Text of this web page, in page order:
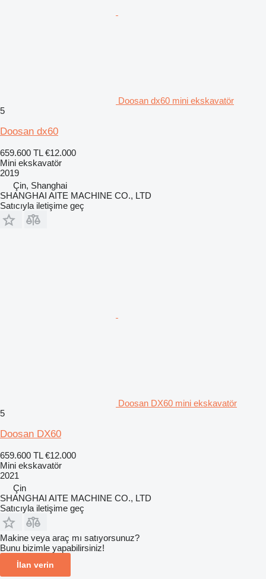
Doosan dx60 mini ekskavatör
5
Doosan dx60
659.600 TL €12.000
Mini ekskavatör
2019
Çin, Shanghai
SHANGHAI AITE MACHINE CO., LTD
Satıcıyla iletişime geç
Doosan DX60 mini ekskavatör
5
Doosan DX60
659.600 TL €12.000
Mini ekskavatör
2021
Çin
SHANGHAI AITE MACHINE CO., LTD
Satıcıyla iletişime geç
Makine veya araç mı satıyorsunuz?
Bunu bizimle yapabilirsiniz!
İlan verin